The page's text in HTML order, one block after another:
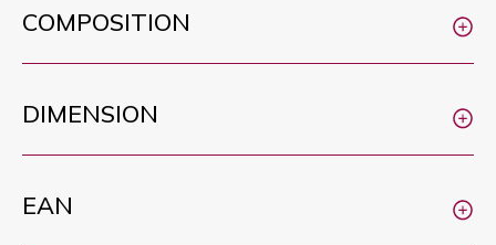
COMPOSITION
DIMENSION
EAN